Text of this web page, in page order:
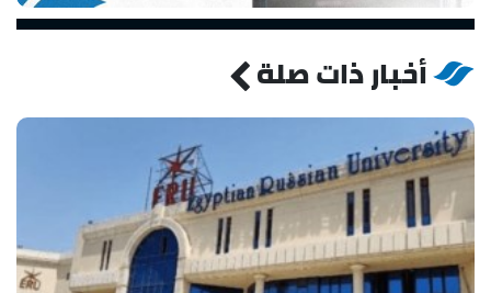
أخبار ذات صلة